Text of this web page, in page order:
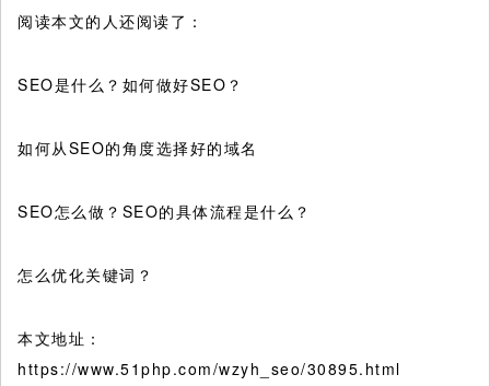
阅读本文的人还阅读了：
SEO是什么？如何做好SEO？
如何从SEO的角度选择好的域名
SEO怎么做？SEO的具体流程是什么？
怎么优化关键词？
本文地址：
https://www.51php.com/wzyh_seo/30895.html